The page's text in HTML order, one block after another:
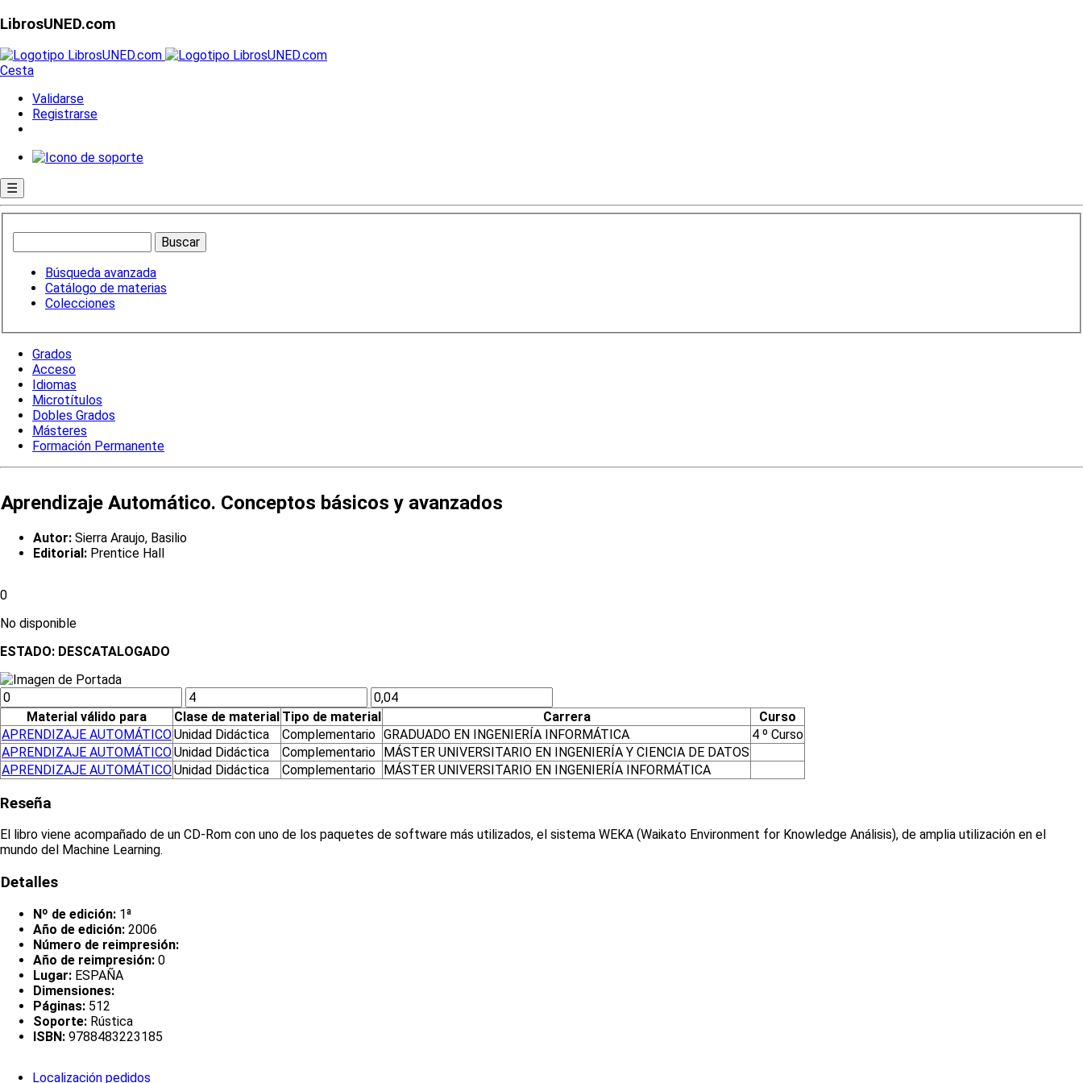
LibrosUNED.com
Cesta
Validarse
Registrarse
☰
Búsqueda avanzada
Catálogo de materias
Colecciones
Grados
Acceso
Idiomas
Microtítulos
Dobles Grados
Másteres
Formación Permanente
Aprendizaje Automático. Conceptos básicos y avanzados
Autor: Sierra Araujo, Basilio
Editorial: Prentice Hall
0
No disponible
ESTADO: DESCATALOGADO
Material válido para Clase de material Tipo de material Carrera
Curso
APRENDIZAJE AUTOMÁTICOUnidad Didáctica Complementario GRADUADO EN INGENIERÍA INFORMÁTICA
4 º Curso
APRENDIZAJE AUTOMÁTICOUnidad Didáctica Complementario MÁSTER UNIVERSITARIO EN INGENIERÍA Y CIENCIA DE DATOS
APRENDIZAJE AUTOMÁTICOUnidad Didáctica Complementario MÁSTER UNIVERSITARIO EN INGENIERÍA INFORMÁTICA
Reseña
El libro viene acompañado de un CD-Rom con uno de los paquetes de software más utilizados, el sistema WEKA (Waikato Environment for Knowledge Análisis), de amplia utilización en el
mundo del Machine Learning.
Detalles
Nº de edición: 1ª
Año de edición: 2006
Número de reimpresión:
Año de reimpresión: 0
Lugar: ESPAÑA
Dimensiones:
Páginas: 512
Soporte: Rústica
ISBN: 9788483223185
Localización pedidos